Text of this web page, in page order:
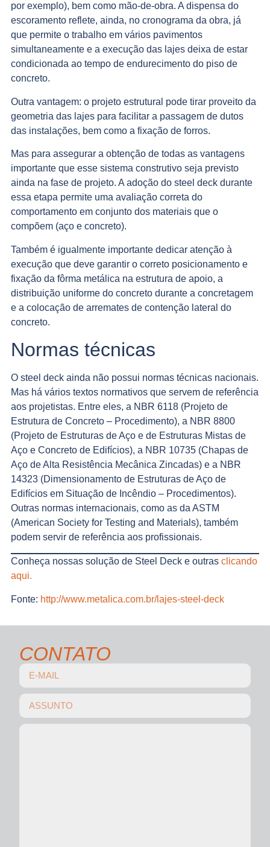
por exemplo), bem como mão-de-obra. A dispensa do
escoramento reflete, ainda, no cronograma da obra, já
que permite o trabalho em vários pavimentos
simultaneamente e a execução das lajes deixa de estar
condicionada ao tempo de endurecimento do piso de
concreto.
Outra vantagem: o projeto estrutural pode tirar proveito da
geometria das lajes para facilitar a passagem de dutos
das instalações, bem como a fixação de forros.
Mas para assegurar a obtenção de todas as vantagens
importante que esse sistema construtivo seja previsto
ainda na fase de projeto. A adoção do steel deck durante
essa etapa permite uma avaliação correta do
comportamento em conjunto dos materiais que o
compõem (aço e concreto).
Também é igualmente importante dedicar atenção à
execução que deve garantir o correto posicionamento e
fixação da fôrma metálica na estrutura de apoio, a
distribuição uniforme do concreto durante a concretagem
e a colocação de arremates de contenção lateral do
concreto.
Normas técnicas
O steel deck ainda não possui normas técnicas nacionais.
Mas há vários textos normativos que servem de referência
aos projetistas. Entre eles, a NBR 6118 (Projeto de
Estrutura de Concreto – Procedimento), a NBR 8800
(Projeto de Estruturas de Aço e de Estruturas Mistas de
Aço e Concreto de Edifícios), a NBR 10735 (Chapas de
Aço de Alta Resistência Mecânica Zincadas) e a NBR
14323 (Dimensionamento de Estruturas de Aço de
Edifícios em Situação de Incêndio – Procedimentos).
Outras normas internacionais, como as da ASTM
(American Society for Testing and Materials), também
podem servir de referência aos profissionais.
Conheça nossas solução de Steel Deck e outras clicando
aqui.
Fonte: http://www.metalica.com.br/lajes-steel-deck
CONTATO